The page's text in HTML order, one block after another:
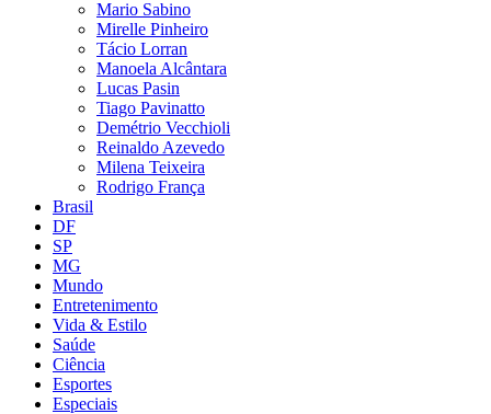
Mario Sabino
Mirelle Pinheiro
Tácio Lorran
Manoela Alcântara
Lucas Pasin
Tiago Pavinatto
Demétrio Vecchioli
Reinaldo Azevedo
Milena Teixeira
Rodrigo França
Brasil
DF
SP
MG
Mundo
Entretenimento
Vida & Estilo
Saúde
Ciência
Esportes
Especiais